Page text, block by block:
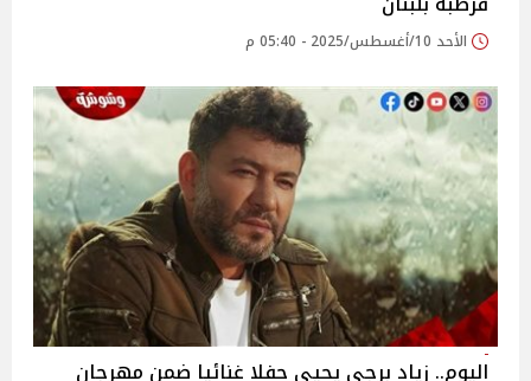
الأحد 10/أغسطس/2025 - 05:40 م
اليوم.. زياد برجي يحيي حفلا غنائيا ضمن مهرجان